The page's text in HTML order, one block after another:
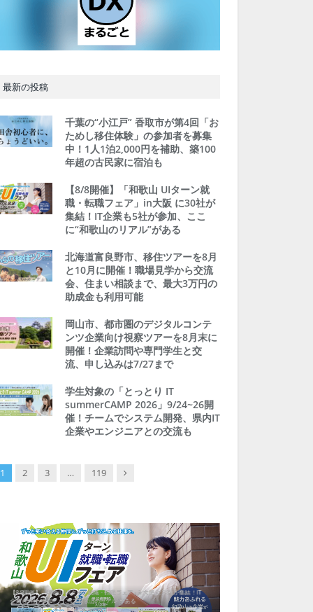
最新の投稿
千葉の“小江戸” 香取市が第4回「お
ためし移住体験」の参加者を募集
中！1人1泊2,000円を補助、築100
年超の古民家に宿泊も
【8/8開催】「和歌山 UIターン就
職・転職フェア」in大阪 に30社が
集結！IT企業も5社が参加、ここ
に“和歌山のリアル”がある
北海道富良野市、移住ツアーを8月
と10月に開催！職場見学から交流
会、住まい相談まで、最大3万円の
助成金も利用可能
岡山市、都市圏のデジタルコンテ
ンツ企業向け視察ツアーを8月末に
開催！企業訪問や専門学生と交
流、申し込みは7/27まで
学生対象の「とっとり IT
summerCAMP 2026」9/24~26開
催！チームでシステム開発、県内IT
企業やエンジニアとの交流も
1 2 3 … 119 Next
【8/8開催】「和歌山 UIターン就職・転職フェア」in大阪 に30社が集結！IT
企業も5社が参加、ここに“和歌山のリアル”がある